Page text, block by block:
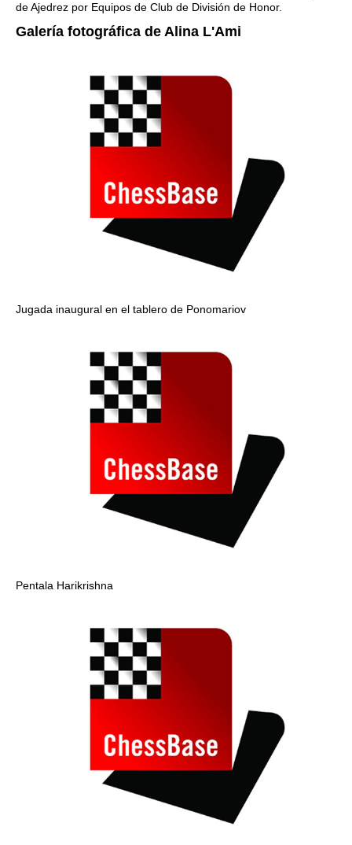
de Ajedrez por Equipos de Club de División de Honor.
Galería fotográfica de Alina L'Ami
Jugada inaugural en el tablero de Ponomariov
Pentala Harikrishna